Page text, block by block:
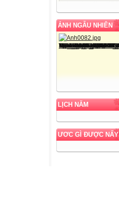
ẢNH NGẪU NHIÊN
LỊCH NĂM
ƯƠC GÌ ĐƯỢC NẤY